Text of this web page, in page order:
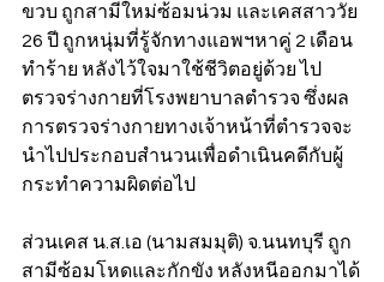
ขวบ ถูกสามีใหม่ซ้อมน่วม และเคสสาววัย
26 ปี ถูกหนุ่มที่รู้จักทางแอพฯหาคู่ 2 เดือน
ทำร้าย หลังไว้ใจมาใช้ชีวิตอยู่ด้วย ไป
ตรวจร่างกายที่โรงพยาบาลตำรวจ ซึ่งผล
การตรวจร่างกายทางเจ้าหน้าที่ตำรวจจะ
นำไปประกอบสำนวนเพื่อดำเนินคดีกับผู้
กระทำความผิดต่อไป
ส่วนเคส น.ส.เอ (นามสมมุติ) จ.นนทบุรี ถูก
สามีซ้อมโหดและกักขัง หลังหนีออกมาได้